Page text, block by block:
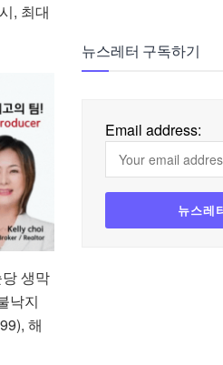
, 최대
생막
낙지
해
뉴스레터 구독하기
Email address: